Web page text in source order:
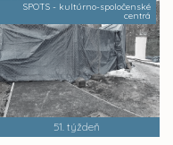
SPOTS - kultúrno-spoločenské
centrá
51. týždeň